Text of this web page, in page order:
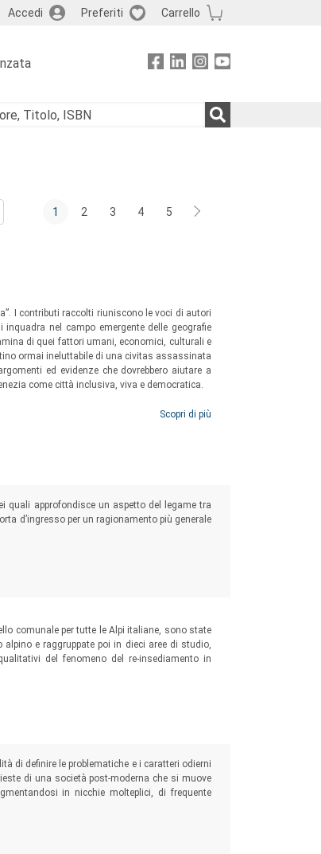
Accedi Preferiti Carrello
1 2 3 4 5
I contributi raccolti riuniscono le voci di autori
nel campo emergente delle geografie
di quei fattori umani, economici, culturali e
ormai ineluttabile di una civitas assassinata
ed evidenze che dovrebbero aiutare a
come città inclusiva, viva e democratica.
Scopri di più
quali approfondisce un aspetto del legame tra
d’ingresso per un ragionamento più generale
comunale per tutte le Alpi italiane, sono state
e raggruppate poi in dieci aree di studio,
del fenomeno del re-insediamento in
di definire le problematiche e i caratteri odierni
di una società post-moderna che si muove
in nicchie molteplici, di frequente